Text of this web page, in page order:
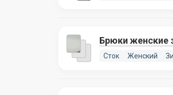
Брюки женские
Сток Женский